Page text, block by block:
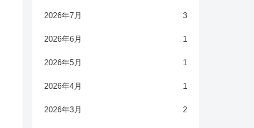
2026年7月 3
2026年6月 1
2026年5月 1
2026年4月 1
2026年3月 2